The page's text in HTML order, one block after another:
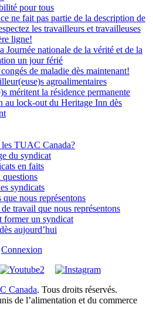
pour tous
ne fait pas partie de la description de
les travailleurs et travailleuses
ligne!
Journée nationale de la vérité et de la
un jour férié
de maladie dès maintenant!
agroalimentaires
méritent la résidence permanente
au lock-out du Heritage Inn dès
TUAC Canada?
du syndicat
en faits
syndicats
que nous représentons
travail que nous représentons
former un syndicat
aujourd’hui
Connexion
Canada. Tous droits réservés.
de l’alimentation et du commerce